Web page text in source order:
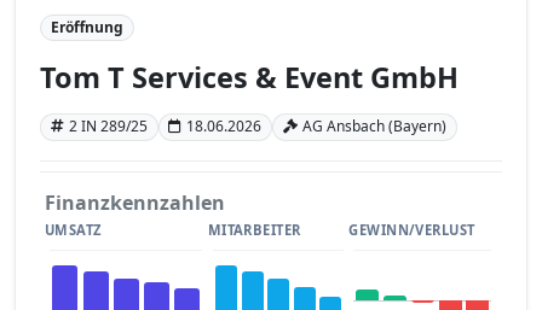
Eröffnung
Tom T Services & Event GmbH
2 IN 289/25 18.06.2026 AG Ansbach (Bayern)
Finanzkennzahlen
UMSATZ MITARBEITER GEWINN/VERLUST